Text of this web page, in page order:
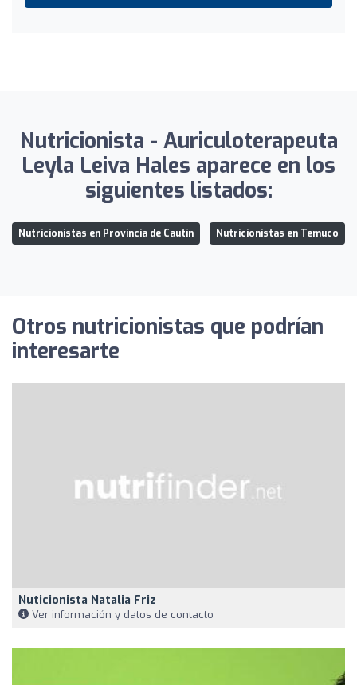
Nutricionista - Auriculoterapeuta
Leyla Leiva Hales aparece en los
siguientes listados:
Nutricionistas en Provincia de Cautín Nutricionistas en Temuco
Otros nutricionistas que podrían
interesarte
Nuticionista Natalia Friz
Ver información y datos de contacto